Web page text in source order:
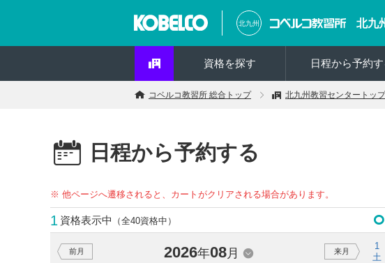
北九州 北九
資格を探す 日程から予約す
コベルコ教習所 総合トップ 北九州教習センタートップ
日程から予約する
※ 他ページへ遷移されると、カートがクリアされる場合があります。
1 資格表示中 （全40資格中）
前月 2026年08月 来月
1
土